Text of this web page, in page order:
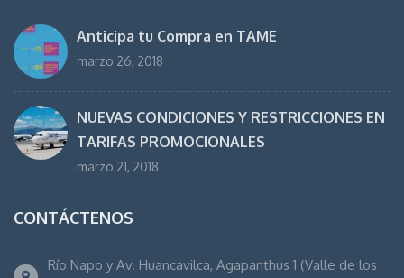
Anticipa tu Compra en TAME
marzo 26, 2018
NUEVAS CONDICIONES Y RESTRICCIONES EN
TARIFAS PROMOCIONALES
marzo 21, 2018
CONTÁCTENOS
Río Napo y Av. Huancavilca, Agapanthus 1 (Valle de los